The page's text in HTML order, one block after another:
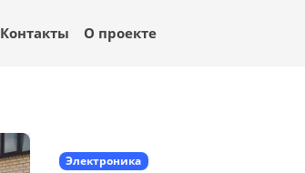
Контакты О проекте
Электроника